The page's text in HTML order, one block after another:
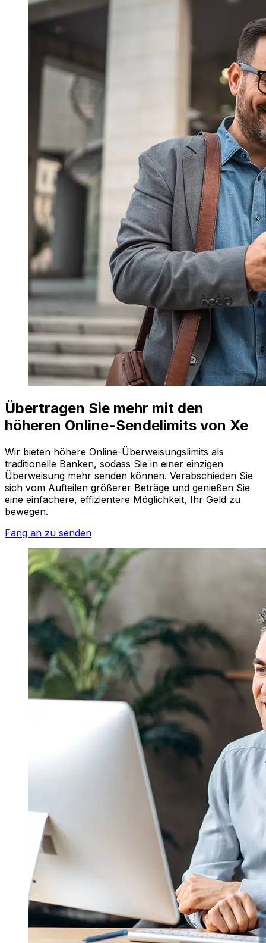
Übertragen Sie mehr mit den
höheren Online-Sendelimits von Xe
Wir bieten höhere Online-Überweisungslimits als
traditionelle Banken, sodass Sie in einer einzigen
Überweisung mehr senden können. Verabschieden Sie
sich vom Aufteilen größerer Beträge und genießen Sie
eine einfachere, effizientere Möglichkeit, Ihr Geld zu
bewegen.
Fang an zu senden